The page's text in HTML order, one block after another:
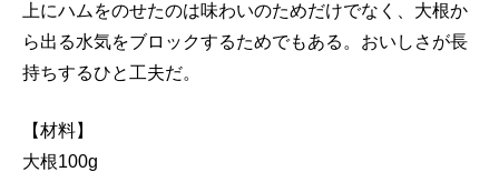
上にハムをのせたのは味わいのためだけでなく、大根か
ら出る水気をブロックするためでもある。おいしさが長
持ちするひと工夫だ。
【材料】
大根100g